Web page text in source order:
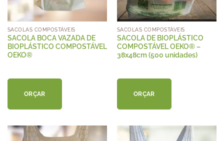
SACOLAS COMPOSTÁVEIS
SACOLA BOCA VAZADA DE
BIOPLÁSTICO COMPOSTÁVEL
OEKO®
ORÇAR
SACOLAS COMPOSTÁVEIS
SACOLA DE BIOPLÁSTICO
COMPOSTÁVEL OEKO® –
38x48cm (500 unidades)
ORÇAR